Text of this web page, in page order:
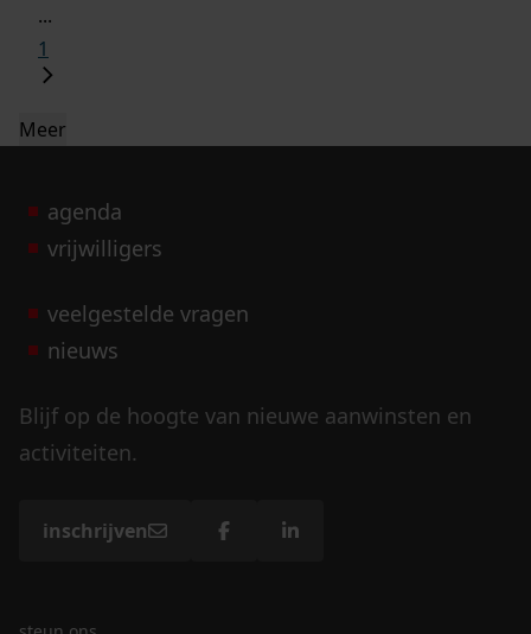
...
1
Meer
agenda
vrijwilligers
veelgestelde vragen
nieuws
Blijf op de hoogte van nieuwe aanwinsten en
activiteiten.
inschrijven